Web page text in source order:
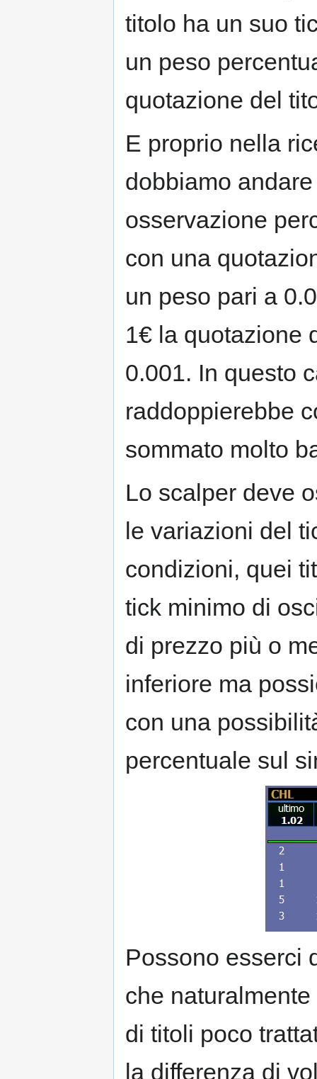
titolo ha un suo
un peso
quotazione del
E proprio nella
dobbiamo
osservazione
con una
un peso pari a
1€ la quotazione
0.001. In questo
raddoppierebbe
sommato molto
Lo scalper deve
le variazioni del
condizioni, quei
tick minimo di
di prezzo più o
inferiore ma
con una
percentuale sul
Possono esserci
che
di titoli poco
la differenza di